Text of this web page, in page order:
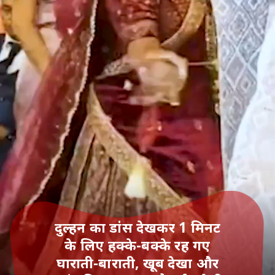
दुल्हन का डांस देखकर 1 मिनट
के लिए हक्के-बक्के रह गए
घाराती-बाराती, खूब देखा और